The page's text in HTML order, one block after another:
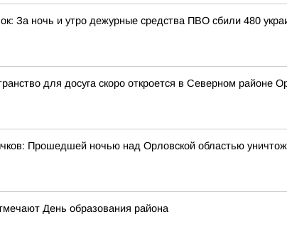
За ночь и утро дежурные средства ПВО сбили 480
для досуга скоро откроется в Северном районе
Прошедшей ночью над Орловской областью
День образования района